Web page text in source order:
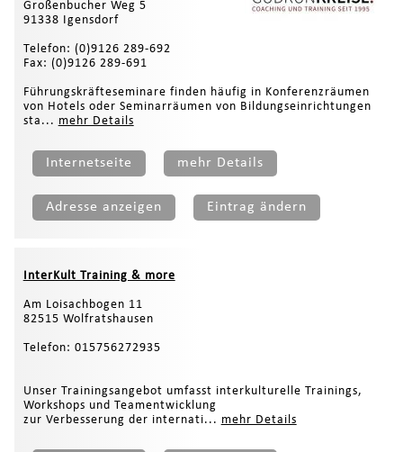
Großenbucher Weg 5
91338 Igensdorf
Telefon: (0)9126 289-692
Fax: (0)9126 289-691
Führungskräfteseminare finden häufig in Konferenzräumen
von Hotels oder Seminarräumen von Bildungseinrichtungen
sta... mehr Details
Internetseite mehr Details
Adresse anzeigen Eintrag ändern
InterKult Training & more
Am Loisachbogen 11
82515 Wolfratshausen
Telefon: 015756272935
Unser Trainingsangebot umfasst interkulturelle Trainings,
Workshops und Teamentwicklung
zur Verbesserung der internati... mehr Details